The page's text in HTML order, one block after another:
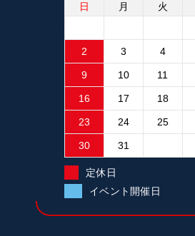
日
月 火
2 3 4
9 10 11
16 17 18
23 24 25
30 31
定休日
イベント開催日